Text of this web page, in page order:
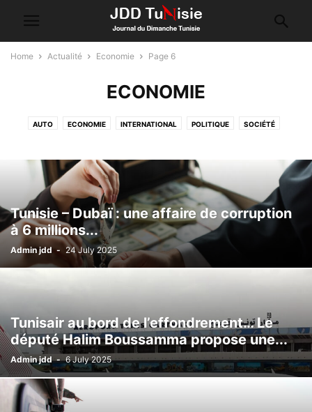
Home Actualité Economie Page 6
ECONOMIE
AUTO ECONOMIE INTERNATIONAL POLITIQUE SOCIÉTÉ
Tunisie – Dubaï : une affaire de corruption
à 6 millions...
Admin jdd - 24 July 2025
Tunisair au bord de l’effondrement… Le
député Halim Boussamma propose une...
Admin jdd - 6 July 2025